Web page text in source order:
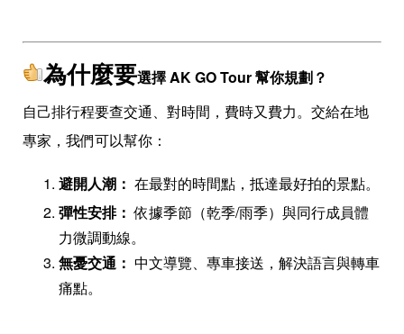
為什麼要選擇 AK GO Tour 幫你規劃？
自己排行程要查交通、對時間，費時又費力。交給在地
專家，我們可以幫你：
避開人潮： 在最對的時間點，抵達最好拍的景點。
彈性安排： 依據季節（乾季/雨季）與同行成員體
力微調動線。
無憂交通： 中文導覽、專車接送，解決語言與轉車
痛點。